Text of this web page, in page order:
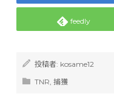
feedly
投稿者: kosame12
TNR ,捕獲